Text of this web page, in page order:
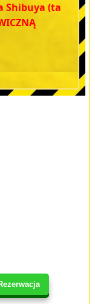
Shibuya (ta